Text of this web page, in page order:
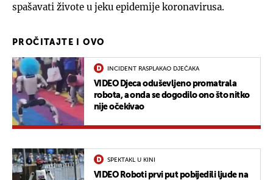
spašavati živote u jeku epidemije koronavirusa.
PROČITAJTE I OVO
INCIDENT RASPLAKAO DJEČAKA
VIDEO Djeca oduševljeno promatrala
robota, a onda se dogodilo ono što nitko
nije očekivao
SPEKTAKL U KINI
VIDEO Roboti prvi put pobijedili ljude na